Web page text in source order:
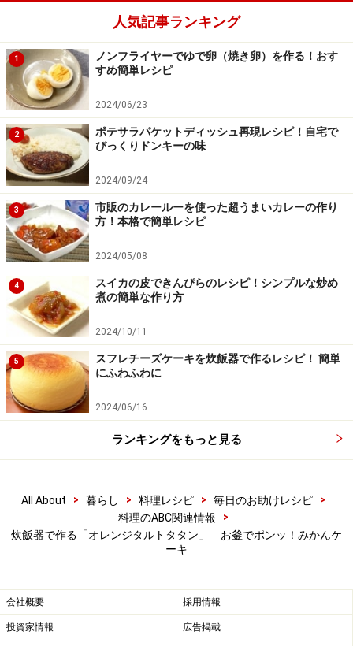
メーカーによって、ケーキが焼けない炊飯器があるようです。
のホットケーキの生地を、五合炊き炊飯器に流しいれて炊いてみて下
さい。これが焼けるようでしたら他のケーキも焼けるはずです。三合
用炊飯器ならば、1/2～2/3の分量で試してください。尚、ガス釜では
「大成功！」との報告を、ユーザー様よりいただいてます。
■ 昨日紹介したのはバレンタインのハートのブラウニ
ーレシピは こちら！
※記事内容は執筆時点のものです。最新の内容をご確認くださ
い。
※衛生面および保存状態に起因して食中毒や体調不良を引き起こ
す場合があります。必ず清潔な状態で、正しい方法で行い、なる
べく早めにお召し上がりください。また、持ち運びの際は保存方
法に注意してください。
【編集部おすすめの購入サイト】
Amazonで人気レシピの書籍をチェック！
人気記事ランキング
1
ノンフライヤーでゆで卵（焼き卵）を作る！おす
すめ簡単レシピ
2024/06/23
2
ポテサラパケットディッシュ再現レシピ！自宅で
びっくりドンキーの味
2024/09/24
3
市販のカレールーを使った超うまいカレーの作り
方！本格で簡単レシピ
2024/05/08
4
スイカの皮できんぴらのレシピ！シンプルな炒め
煮の簡単な作り方
2024/10/11
5
スフレチーズケーキを炊飯器で作るレシピ！ 簡単
にふわふわに
2024/06/16
ランキングをもっと見る
All About > 暮らし > 料理レシピ > 毎日のお助けレシピ
>
料理のABC関連情報
>
炊飯器で作る「オレンジタルトタタン」 お釜でポンッ！みかんケ
ーキ
会社概要 採用情報
投資家情報 広告掲載